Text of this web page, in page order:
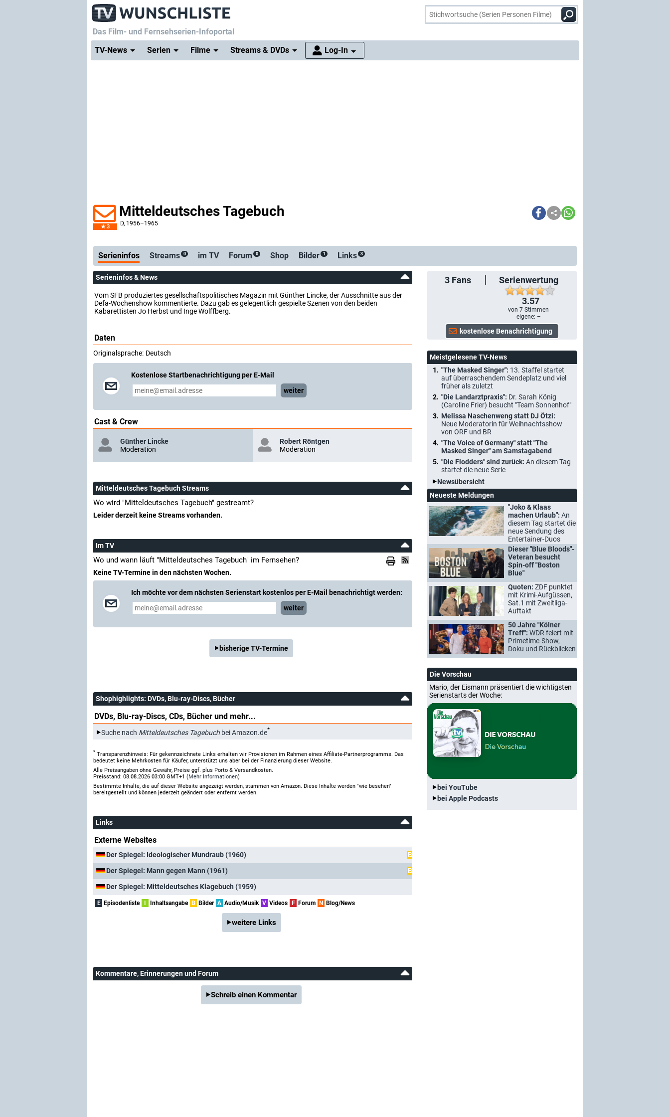
Das Film- und Fernsehserien-Infoportal
TV-News
Serien Filme Streams & DVDs Log-In
3
Mitteldeutsches Tagebuch
D, 1956–1965
Serienticker
Serieninfos Streams 0 im TV Forum 0 Shop Bilder 1 Links 3
3 Fans
Serienwertung
3.57
von7 Stimmen
eigene: –
Serieninfos & News
Vom SFB produziertes gesellschaftspolitisches Magazin mit Günther Lincke, der Ausschnitte aus der
Defa-Wochenshow kommentierte. Dazu gab es gelegentlich gespielte Szenen von den beiden
Kabarettisten Jo Herbst und Inge Wolffberg.
Daten
Originalsprache: Deutsch
Kostenlose Startbenachrichtigung per E-Mail
weiter
Cast & Crew
Günther Lincke
Moderation
Robert Röntgen
Moderation
Mitteldeutsches Tagebuch Streams
Wo wird "Mitteldeutsches Tagebuch" gestreamt?
Leider derzeit keine Streams vorhanden.
Im TV
Wo und wann läuft "Mitteldeutsches Tagebuch" im Fernsehen?
Keine TV-Termine in den nächsten Wochen.
Ich möchte vor dem nächsten Serienstart kostenlos per E-Mail benachrichtigt werden:
weiter
bisherige TV-Termine
Shophighlights: DVDs, Blu-ray-Discs, Bücher
DVDs, Blu-ray-Discs, CDs, Bücher und mehr...
Suche nach Mitteldeutsches Tagebuch bei Amazon.de*
* Transparenzhinweis: Für gekennzeichnete Links erhalten wir Provisionen im Rahmen eines Affiliate-Partnerprogramms. Das
bedeutet keine Mehrkosten für Käufer, unterstützt uns aber bei der Finanzierung dieser Website.
Alle Preisangaben ohne Gewähr, Preise ggf. plus Porto & Versandkosten.
Preisstand: 08.08.2026 03:00 GMT+1 (Mehr Informationen)
Bestimmte Inhalte, die auf dieser Website angezeigt werden, stammen von Amazon. Diese Inhalte werden "wie besehen"
bereitgestellt und können jederzeit geändert oder entfernt werden.
Links
Externe Websites
Der Spiegel: Ideologischer Mundraub (1960)
B
Der Spiegel: Mann gegen Mann (1961)
B
Der Spiegel: Mitteldeutsches Klagebuch (1959)
E Episodenliste I Inhaltsangabe B Bilder A Audio/Musik V Videos F Forum N Blog/News
weitere Links
Kommentare, Erinnerungen und Forum
Schreib einen Kommentar
Meistgelesene TV-News
"The Masked Singer": 13. Staffel startet
auf überraschendem Sendeplatz und viel
früher als zuletzt
"Die Landarztpraxis": Dr. Sarah König
(Caroline Frier) besucht "Team Sonnenhof"
Melissa Naschenweng statt DJ Ötzi:
Neue Moderatorin für Weihnachtsshow
von ORF und BR
"The Voice of Germany" statt "The
Masked Singer" am Samstagabend
"Die Flodders" sind zurück: An diesem Tag
startet die neue Serie
Newsübersicht
Neueste Meldungen
"Joko & Klaas
machen Urlaub": An
diesem Tag startet die
neue Sendung des
Entertainer-Duos
Dieser "Blue Bloods"-
Veteran besucht
Spin-off "Boston
Blue"
Quoten: ZDF punktet
mit Krimi-Aufgüssen,
Sat.1 mit Zweitliga-
Auftakt
50 Jahre "Kölner
Treff": WDR feiert mit
Primetime-Show,
Doku und Rückblicken
Die Vorschau
Mario, der Eismann präsentiert die wichtigsten
Serienstarts der Woche:
bei YouTube
bei Apple Podcasts